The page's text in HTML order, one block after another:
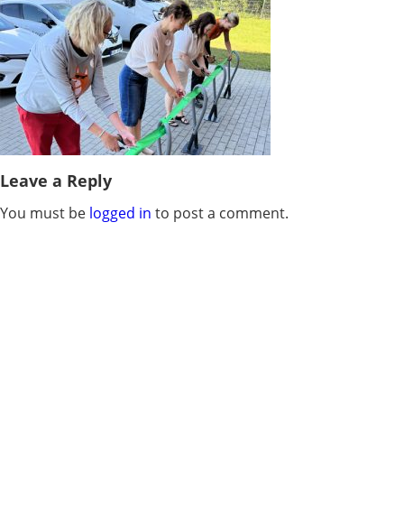
Leave a Reply
You must be logged in to post a comment.